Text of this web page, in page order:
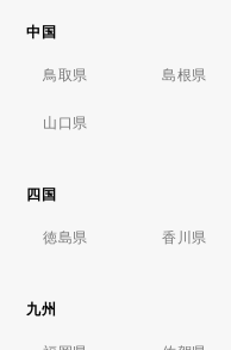
中国
鳥取県 島根県
山口県
四国
徳島県 香川県
九州